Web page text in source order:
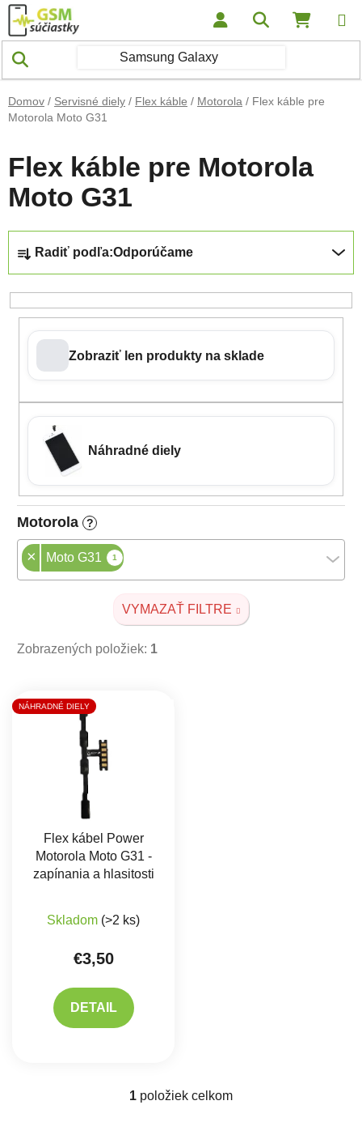
Prejsť na obsah Hľadať
Domov / Servisné diely / Flex káble / Motorola / Flex káble pre
Motorola Moto G31
Flex káble pre Motorola
Moto G31
Radiť podľa:Odporúčame
Zobraziť len produkty na sklade
Náhradné diely
Motorola ?
× Moto G31 1
VYMAZAŤ FILTRE
Zobrazených položiek: 1
Výpis produktov
NÁHRADNÉ DIELY
Flex kábel Power
Motorola Moto G31 -
zapínania a hlasitosti
Skladom (>2 ks)
€3,50
DETAIL
Ovládacie prvky výpisu
1 položiek celkom